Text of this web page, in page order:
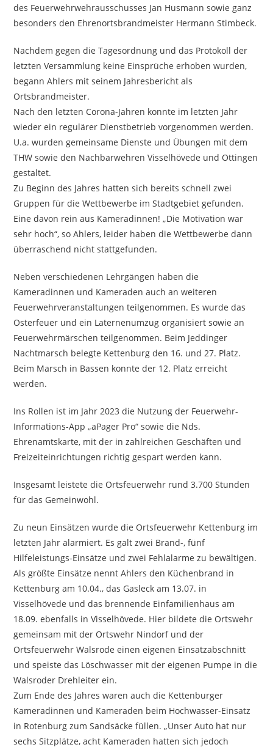
des Feuerwehrwehrausschusses Jan Husmann sowie ganz
besonders den Ehrenortsbrandmeister Hermann Stimbeck.
Nachdem gegen die Tagesordnung und das Protokoll der
letzten Versammlung keine Einsprüche erhoben wurden,
begann Ahlers mit seinem Jahresbericht als
Ortsbrandmeister.
Nach den letzten Corona-Jahren konnte im letzten Jahr
wieder ein regulärer Dienstbetrieb vorgenommen werden.
U.a. wurden gemeinsame Dienste und Übungen mit dem
THW sowie den Nachbarwehren Visselhövede und Ottingen
gestaltet.
Zu Beginn des Jahres hatten sich bereits schnell zwei
Gruppen für die Wettbewerbe im Stadtgebiet gefunden.
Eine davon rein aus Kameradinnen! „Die Motivation war
sehr hoch“, so Ahlers, leider haben die Wettbewerbe dann
überraschend nicht stattgefunden.
Neben verschiedenen Lehrgängen haben die
Kameradinnen und Kameraden auch an weiteren
Feuerwehrveranstaltungen teilgenommen. Es wurde das
Osterfeuer und ein Laternenumzug organisiert sowie an
Feuerwehrmärschen teilgenommen. Beim Jeddinger
Nachtmarsch belegte Kettenburg den 16. und 27. Platz.
Beim Marsch in Bassen konnte der 12. Platz erreicht
werden.
Ins Rollen ist im Jahr 2023 die Nutzung der Feuerwehr-
Informations-App „aPager Pro“ sowie die Nds.
Ehrenamtskarte, mit der in zahlreichen Geschäften und
Freizeiteinrichtungen richtig gespart werden kann.
Insgesamt leistete die Ortsfeuerwehr rund 3.700 Stunden
für das Gemeinwohl.
Zu neun Einsätzen wurde die Ortsfeuerwehr Kettenburg im
letzten Jahr alarmiert. Es galt zwei Brand-, fünf
Hilfeleistungs-Einsätze und zwei Fehlalarme zu bewältigen.
Als größte Einsätze nennt Ahlers den Küchenbrand in
Kettenburg am 10.04., das Gasleck am 13.07. in
Visselhövede und das brennende Einfamilienhaus am
18.09. ebenfalls in Visselhövede. Hier bildete die Ortswehr
gemeinsam mit der Ortswehr Nindorf und der
Ortsfeuerwehr Walsrode einen eigenen Einsatzabschnitt
und speiste das Löschwasser mit der eigenen Pumpe in die
Walsroder Drehleiter ein.
Zum Ende des Jahres waren auch die Kettenburger
Kameradinnen und Kameraden beim Hochwasser-Einsatz
in Rotenburg zum Sandsäcke füllen. „Unser Auto hat nur
sechs Sitzplätze, acht Kameraden hatten sich jedoch